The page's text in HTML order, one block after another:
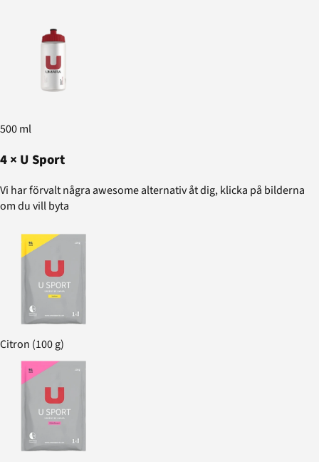
500 ml
4× U Sport
Vi har förvalt några awesome alternativ åt dig, klicka på bilderna
om du vill byta
Citron (100 g)